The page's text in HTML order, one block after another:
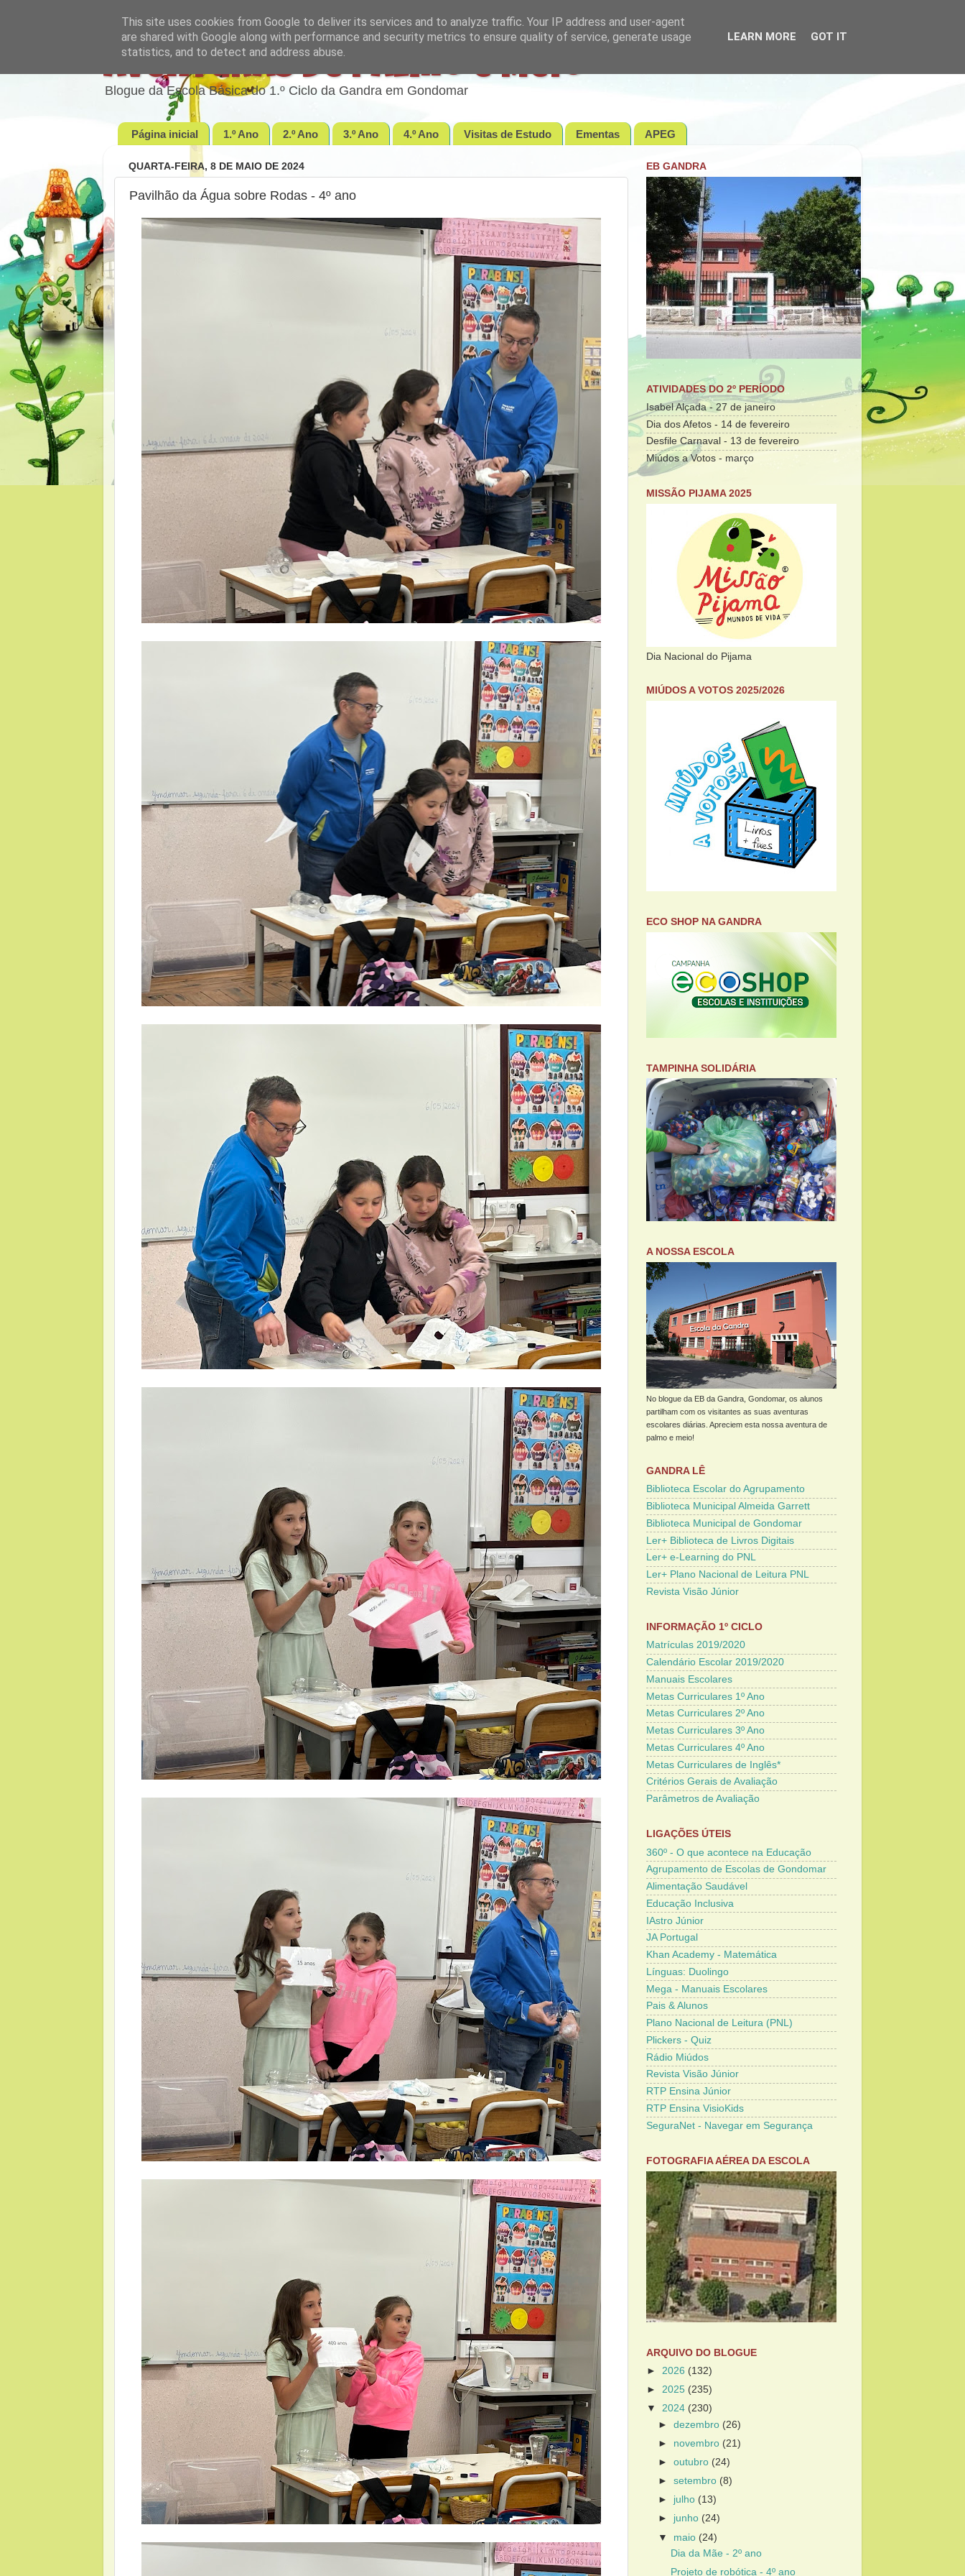
Aventuras de Palmo e Meio
Blogue da Escola Básica do 1.º Ciclo da Gandra em Gondomar
Página inicial 1.º Ano 2.º Ano 3.º Ano 4.º Ano Visitas de Estudo Ementas APEG
QUARTA-FEIRA, 8 DE MAIO DE 2024
Pavilhão da Água sobre Rodas - 4º ano
EB GANDRA
ATIVIDADES DO 2º PERÍODO
Isabel Alçada - 27 de janeiro
Dia dos Afetos - 14 de fevereiro
Desfile Carnaval - 13 de fevereiro
Miúdos a Votos - março
MISSÃO PIJAMA 2025
Dia Nacional do Pijama
MIÚDOS A VOTOS 2025/2026
ECO SHOP NA GANDRA
TAMPINHA SOLIDÁRIA
A NOSSA ESCOLA
No blogue da EB da Gandra, Gondomar, os alunos
partilham com os visitantes as suas aventuras
escolares diárias. Apreciem esta nossa aventura de
palmo e meio!
GANDRA LÊ
Biblioteca Escolar do Agrupamento
Biblioteca Municipal Almeida Garrett
Biblioteca Municipal de Gondomar
Ler+ Biblioteca de Livros Digitais
Ler+ e-Learning do PNL
Ler+ Plano Nacional de Leitura PNL
Revista Visão Júnior
INFORMAÇÃO 1º CICLO
Matrículas 2019/2020
Calendário Escolar 2019/2020
Manuais Escolares
Metas Curriculares 1º Ano
Metas Curriculares 2º Ano
Metas Curriculares 3º Ano
Metas Curriculares 4º Ano
Metas Curriculares de Inglês*
Critérios Gerais de Avaliação
Parâmetros de Avaliação
LIGAÇÕES ÚTEIS
360º - O que acontece na Educação
Agrupamento de Escolas de Gondomar
Alimentação Saudável
Educação Inclusiva
IAstro Júnior
JA Portugal
Khan Academy - Matemática
Línguas: Duolingo
Mega - Manuais Escolares
Pais & Alunos
Plano Nacional de Leitura (PNL)
Plickers - Quiz
Rádio Miúdos
Revista Visão Júnior
RTP Ensina Júnior
RTP Ensina VisioKids
SeguraNet - Navegar em Segurança
FOTOGRAFIA AÉREA DA ESCOLA
ARQUIVO DO BLOGUE
► 2026 (132)
► 2025 (235)
▼ 2024 (230)
►dezembro (26)
► novembro (21)
►outubro (24)
►setembro (8)
► julho (13)
► junho (24)
▼ maio (24)
Dia da Mãe - 2º ano
Projeto de robótica - 4º ano
This site uses cookies from Google to deliver its services and to analyze traffic. Your IP address and user-agent
are shared with Google along with performance and security metrics to ensure quality of service, generate usage
statistics, and to detect and address abuse.
LEARN MORE GOT IT